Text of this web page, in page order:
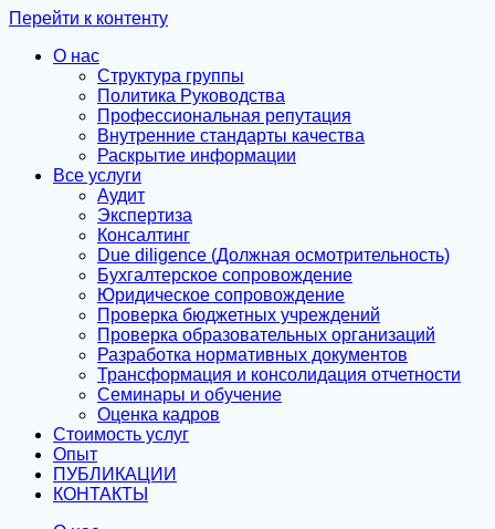
Перейти к контенту
О нас
Структура группы
Политика Руководства
Профессиональная репутация
Внутренние стандарты качества
Раскрытие информации
Все услуги
Аудит
Экспертиза
Консалтинг
Due diligence (Должная осмотрительность)
Бухгалтерское сопровождение
Юридическое сопровождение
Проверка бюджетных учреждений
Проверка образовательных организаций
Разработка нормативных документов
Трансформация и консолидация отчетности
Семинары и обучение
Оценка кадров
Стоимость услуг
Опыт
ПУБЛИКАЦИИ
КОНТАКТЫ